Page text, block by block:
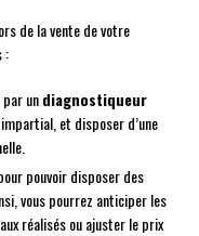
de la vente de votre
:
undiagnostiqueur
et disposer d’une
pouvoir disposer des
vous pourrez anticiper les
réalisés ou ajuster le prix